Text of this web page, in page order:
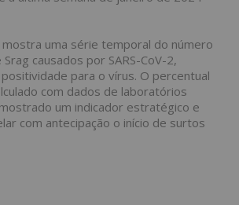
uma série temporal do número
causados por SARS-CoV-2,
para o vírus. O percentual
com dados de laboratórios
um indicador estratégico e
com antecipação o início de surtos